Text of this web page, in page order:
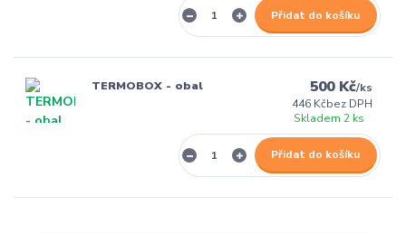
Přidat do košíku
TERMOBOX - obal 500 Kč/ks
446 Kčbez DPH
Skladem 2 ks
Přidat do košíku